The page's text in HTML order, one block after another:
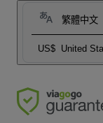
繁體中文
US$ United